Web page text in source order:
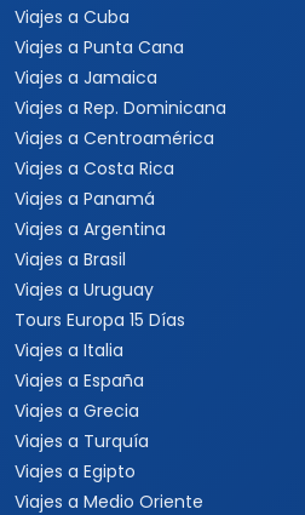
Viajes a Cuba
Viajes a Punta Cana
Viajes a Jamaica
Viajes a Rep. Dominicana
Viajes a Centroamérica
Viajes a Costa Rica
Viajes a Panamá
Viajes a Argentina
Viajes a Brasil
Viajes a Uruguay
Tours Europa 15 Días
Viajes a Italia
Viajes a España
Viajes a Grecia
Viajes a Turquía
Viajes a Egipto
Viajes a Medio Oriente